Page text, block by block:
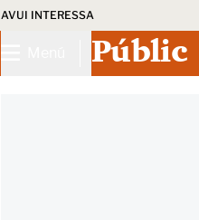
AVUI INTERESSA
Públic